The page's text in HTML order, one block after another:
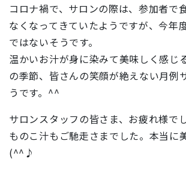
コロナ禍で、サロンの際は、参加者で
なくなってきていたようですが、今年
ではないそうです。
温かいお汁が身に染みて美味しく感じ
の季節、皆さんの笑顔が絶えない月例
うです。^^
サロンスタッフの皆さま、お疲れ様で
ものこ汁もご馳走さまでした。本当に
(^^♪